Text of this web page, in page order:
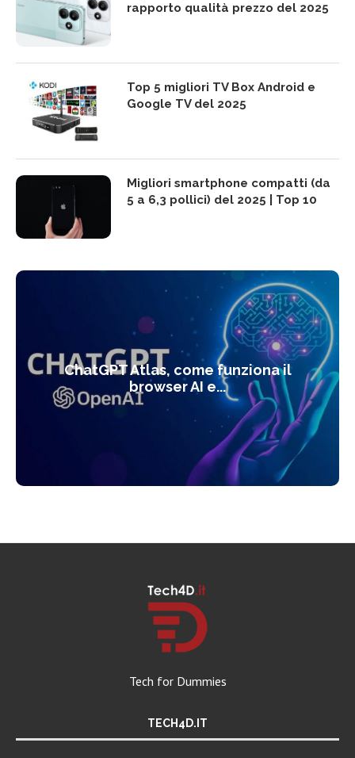
rapporto qualità prezzo del 2025
Top 5 migliori TV Box Android e
Google TV del 2025
Migliori smartphone compatti (da
5 a 6,3 pollici) del 2025 | Top 10
ChatGPT Atlas, come funziona il
browser AI e...
Tech for Dummies
TECH4D.IT